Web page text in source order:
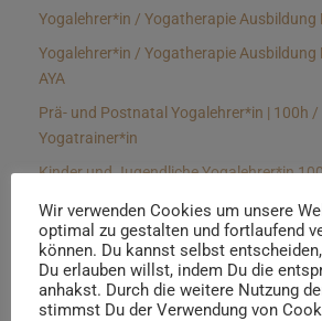
Yogalehrer*in / Yogatherapie Ausbildung
Yogalehrer*in / Yogatherapie Ausbildung
AYA
Prä- und Postnatal Yogalehrer*in | 100h /
Yogatrainer*in
Kinder und Jugendliche Yogalehrer*in
Yin Yogalehrer*in | 100 h &
Hormon Yogalehrer*in /
Stressmanagementtrainer*in | 70h
Wir verwenden Cookies um unsere
optimal zu gestalten und fortlaufend
können. Du kannst selbst
Du erlauben willst, indem Du die
anhakst. Durch die weitere Nutzung
stimmst Du der Verwendung von